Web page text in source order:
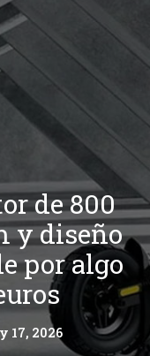
de 800
y diseño
por algo
17, 2026